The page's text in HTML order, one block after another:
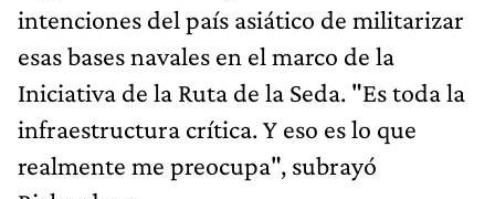
intenciones del país asiático de militarizar
esas bases navales en el marco de la
Iniciativa de la Ruta de la Seda. "Es toda la
infraestructura crítica. Y eso es lo que
realmente me preocupa", subrayó